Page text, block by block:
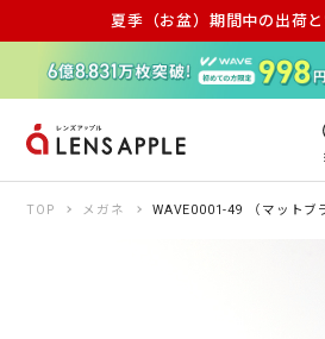
夏季（お盆）期間中の出荷
アキュビュー メダリ
TOP メガネ WAVE0001-49 （マットブ